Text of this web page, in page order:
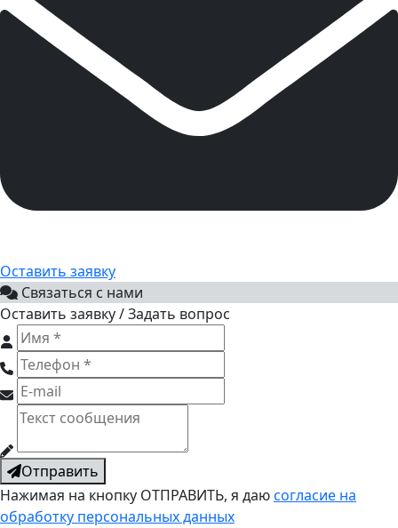
Оставить заявку
Связаться с нами
Оставить заявку / Задать вопрос
Отправить
Нажимая на кнопку ОТПРАВИТЬ, я даюсогласие на
обработку персональных данных